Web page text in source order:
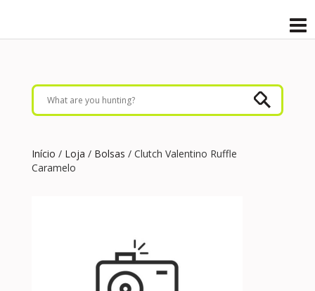
Início / Loja / Bolsas / Clutch Valentino Ruffle
Caramelo